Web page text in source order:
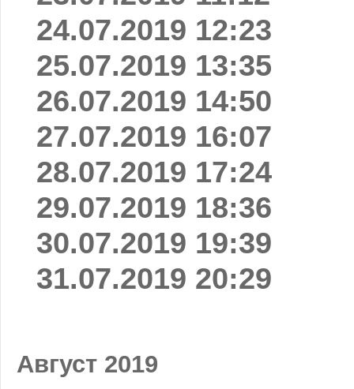
24.07.2019 12:23
25.07.2019 13:35
26.07.2019 14:50
27.07.2019 16:07
28.07.2019 17:24
29.07.2019 18:36
30.07.2019 19:39
31.07.2019 20:29
Август 2019